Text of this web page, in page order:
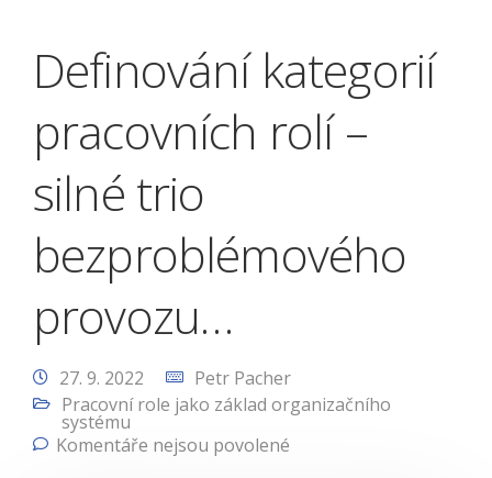
Definování kategorií
pracovních rolí –
silné trio
bezproblémového
provozu…
27. 9. 2022
Petr Pacher
Pracovní role jako základ organizačního
systému
Komentáře nejsou povolené